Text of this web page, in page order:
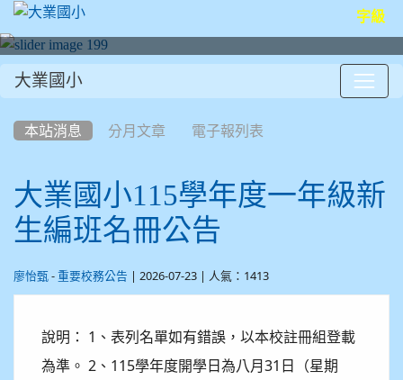
字級
大業國小
本站消息 分月文章 電子報列表
大業國小115學年度一年級新
生編班名冊公告
廖怡甄 - 重要校務公告 | 2026-07-23 | 人氣：1413
說明： 1、表列名單如有錯誤，以本校註冊組登載
為準。 2、115學年度開學日為八月31日（星期